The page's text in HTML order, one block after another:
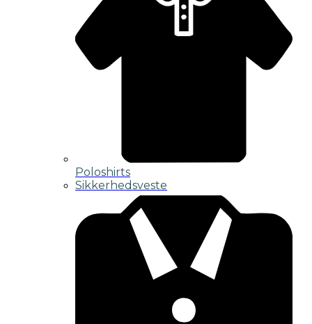
Poloshirts
Sikkerhedsveste